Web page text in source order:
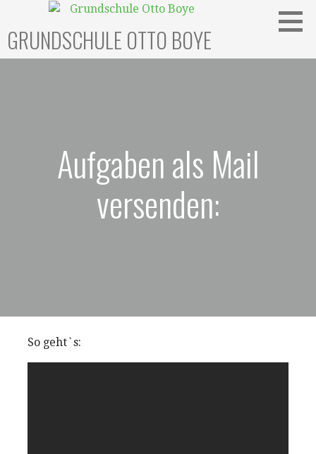
springen
GRUNDSCHULE OTTO BOYE
Aufgaben als Mail
versenden:
So geht`s: